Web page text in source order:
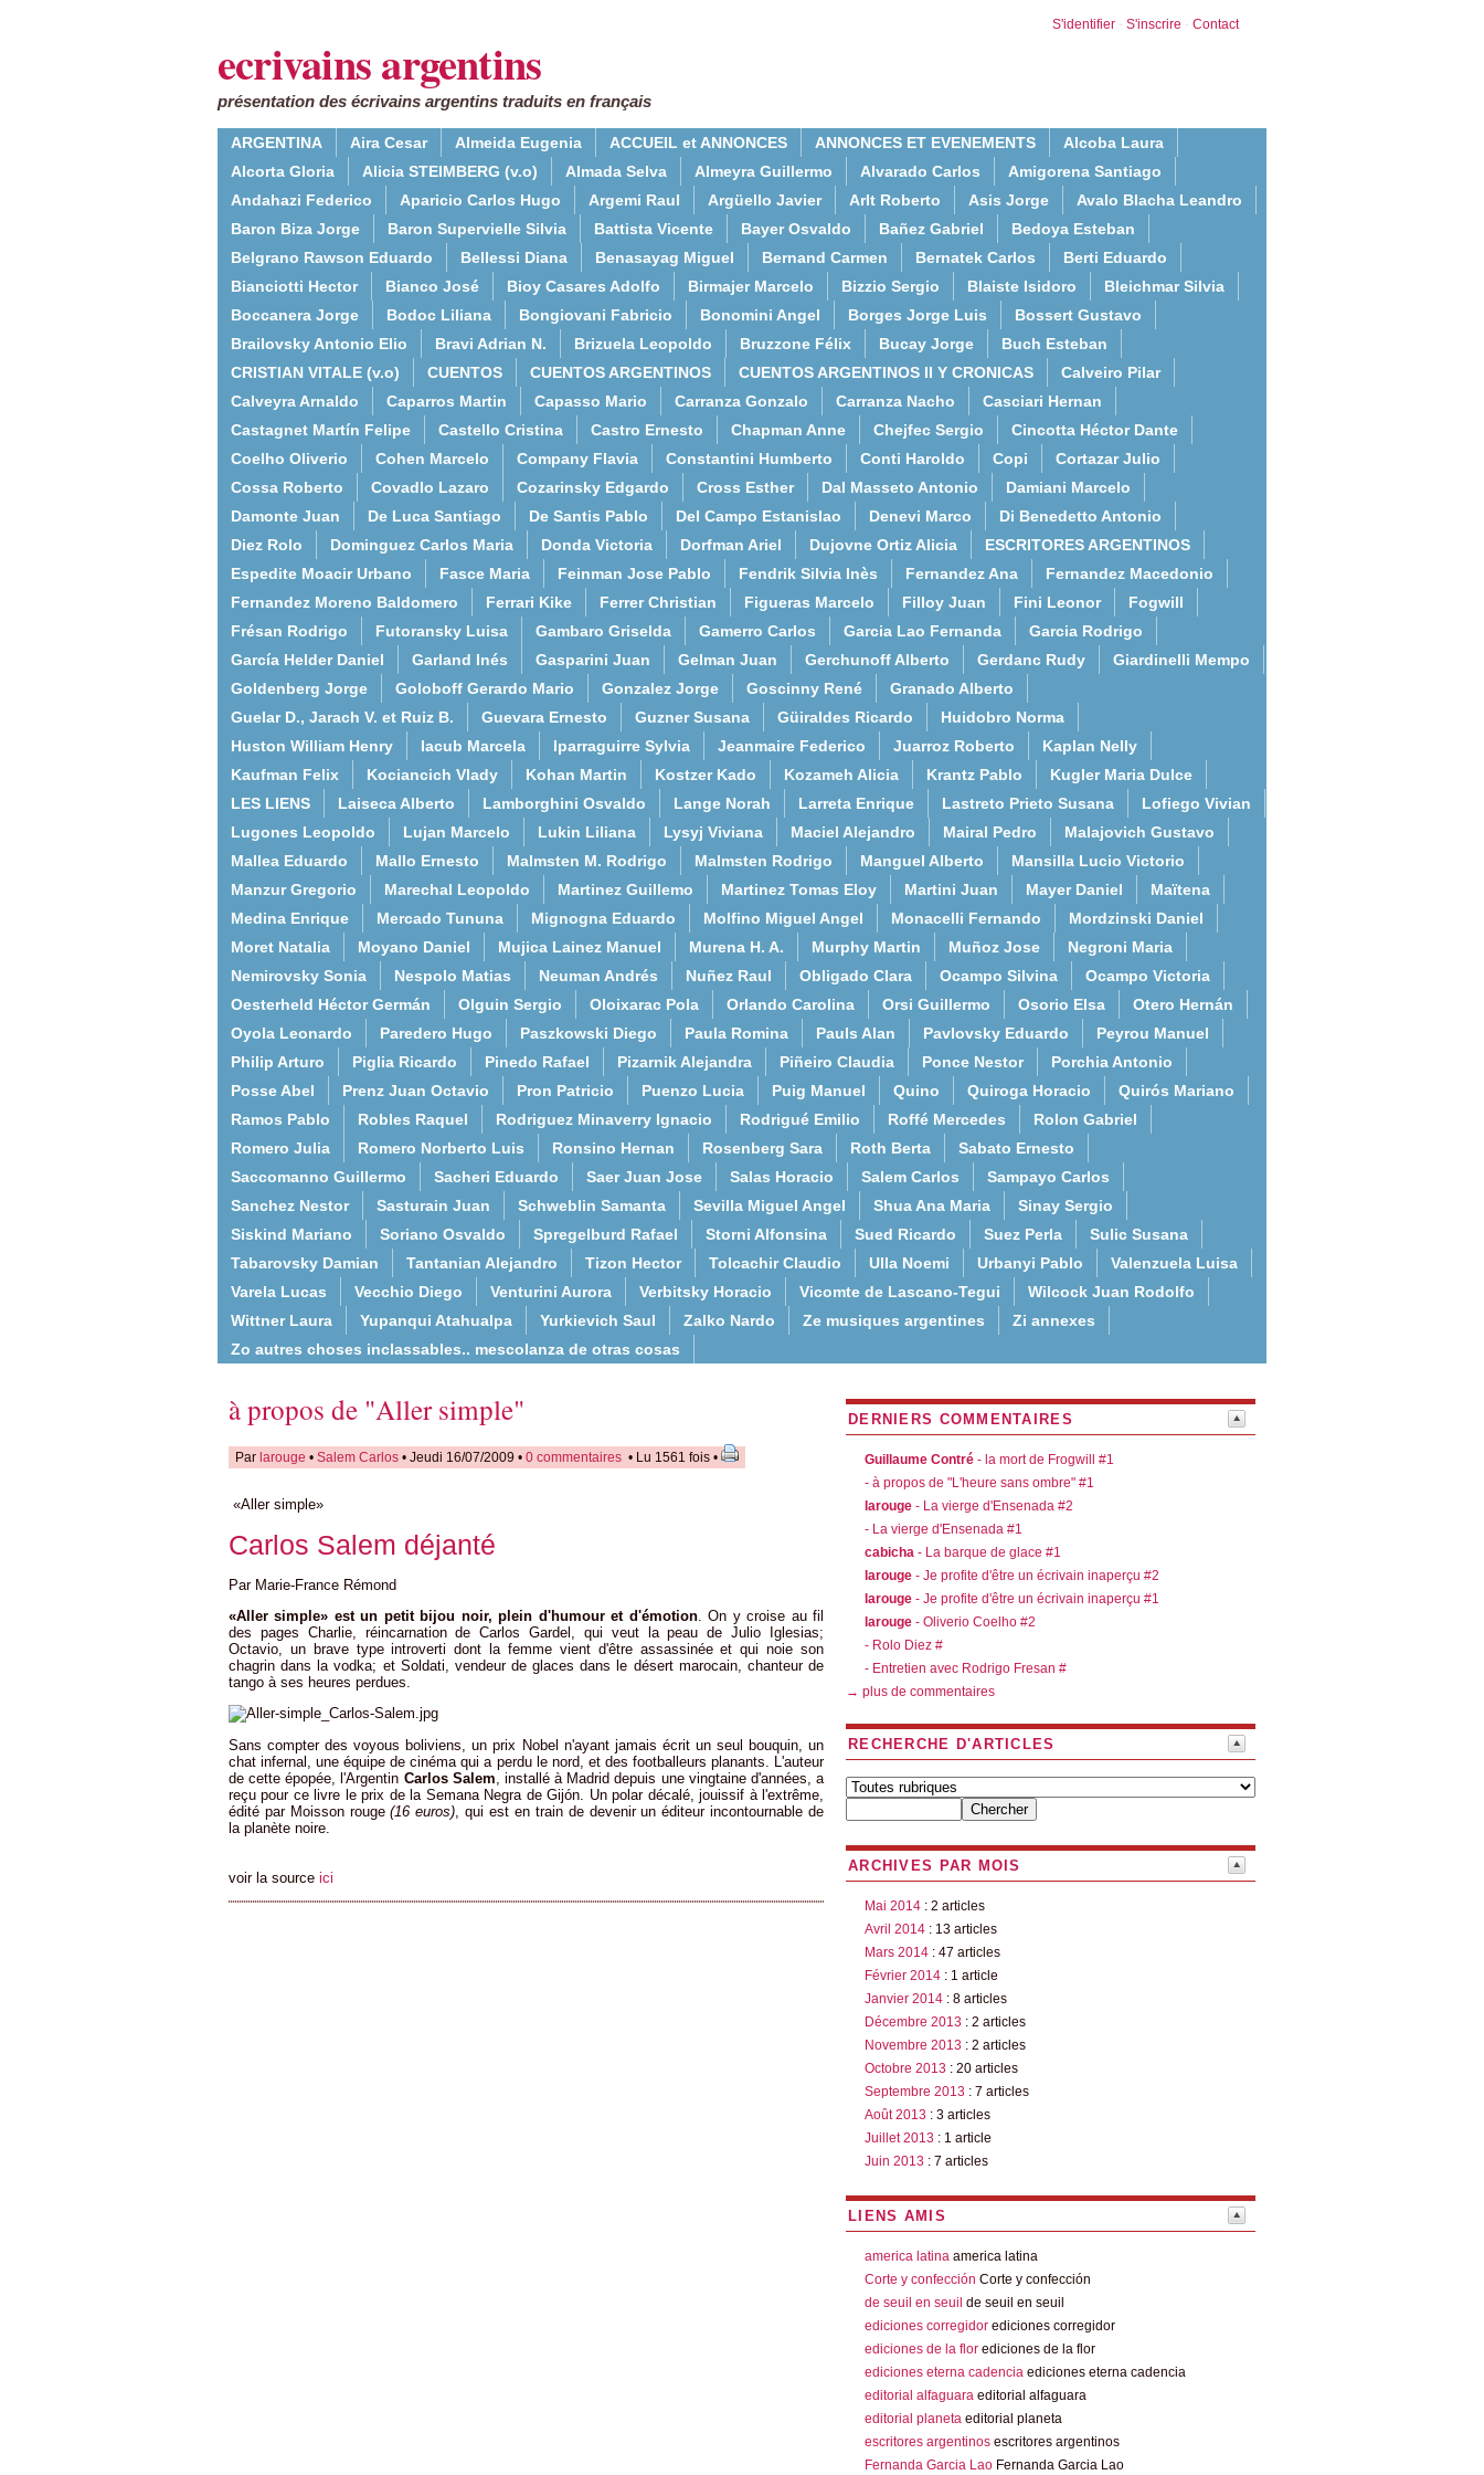
S'identifier - S'inscrire - Contact
ecrivains argentins
présentation des écrivains argentins traduits en français
ARGENTINA Aira Cesar Almeida Eugenia ACCUEIL et ANNONCES ANNONCES ET EVENEMENTS
Alcoba Laura
Alcorta Gloria
Alicia STEIMBERG (v.o) Almada Selva Almeyra Guillermo Alvarado Carlos
Amigorena Santiago
Andahazi Federico
Aparicio Carlos Hugo Argemi Raul Argüello Javier Arlt Roberto Asis Jorge
Avalo Blacha Leandro
Baron Biza Jorge
Baron Supervielle Silvia Battista Vicente Bayer Osvaldo Bañez Gabriel
Bedoya Esteban
Belgrano Rawson Eduardo
Bellessi Diana Benasayag Miguel Bernand Carmen Bernatek Carlos
Berti Eduardo
Bianciotti Hector
Bianco José Bioy Casares Adolfo Birmajer Marcelo Bizzio Sergio Blaiste Isidoro
Bleichmar Silvia
Boccanera Jorge
Bodoc Liliana Bongiovani Fabricio Bonomini Angel Borges Jorge Luis
Bossert Gustavo
Brailovsky Antonio Elio
Bravi Adrian N. Brizuela Leopoldo Bruzzone Félix Bucay Jorge
Buch Esteban
CRISTIAN VITALE (v.o)
CUENTOS CUENTOS ARGENTINOS CUENTOS ARGENTINOS II Y CRONICAS
Calveiro Pilar
Calveyra Arnaldo
Caparros Martin Capasso Mario Carranza Gonzalo Carranza Nacho
Casciari Hernan
Castagnet Martín Felipe
Castello Cristina Castro Ernesto Chapman Anne Chejfec Sergio
Cincotta Héctor Dante
Coelho Oliverio
Cohen Marcelo Company Flavia Constantini Humberto Conti Haroldo Copi
Cortazar Julio
Cossa Roberto
Covadlo Lazaro Cozarinsky Edgardo Cross Esther Dal Masseto Antonio
Damiani Marcelo
Damonte Juan
De Luca Santiago De Santis Pablo Del Campo Estanislao Denevi Marco
Di Benedetto Antonio
Diez Rolo
Dominguez Carlos Maria Donda Victoria Dorfman Ariel Dujovne Ortiz Alicia
ESCRITORES ARGENTINOS
Espedite Moacir Urbano
Fasce Maria Feinman Jose Pablo Fendrik Silvia Inès Fernandez Ana
Fernandez Macedonio
Fernandez Moreno Baldomero
Ferrari Kike Ferrer Christian Figueras Marcelo Filloy Juan Fini Leonor
Fogwill
Frésan Rodrigo
Futoransky Luisa Gambaro Griselda Gamerro Carlos Garcia Lao Fernanda
Garcia Rodrigo
García Helder Daniel
Garland Inés Gasparini Juan Gelman Juan Gerchunoff Alberto Gerdanc Rudy
Giardinelli Mempo
Goldenberg Jorge
Goloboff Gerardo Mario Gonzalez Jorge Goscinny René
Granado Alberto
Guelar D., Jarach V. et Ruiz B.
Guevara Ernesto Guzner Susana Güiraldes Ricardo
Huidobro Norma
Huston William Henry
Iacub Marcela Iparraguirre Sylvia Jeanmaire Federico Juarroz Roberto
Kaplan Nelly
Kaufman Felix
Kociancich Vlady Kohan Martin Kostzer Kado Kozameh Alicia Krantz Pablo
Kugler Maria Dulce
LES LIENS
Laiseca Alberto Lamborghini Osvaldo Lange Norah Larreta Enrique Lastreto Prieto Susana
Lofiego Vivian
Lugones Leopoldo
Lujan Marcelo Lukin Liliana Lysyj Viviana Maciel Alejandro Mairal Pedro
Malajovich Gustavo
Mallea Eduardo
Mallo Ernesto Malmsten M. Rodrigo Malmsten Rodrigo Manguel Alberto
Mansilla Lucio Victorio
Manzur Gregorio
Marechal Leopoldo Martinez Guillemo Martinez Tomas Eloy Martini Juan Mayer Daniel
Maïtena
Medina Enrique
Mercado Tununa Mignogna Eduardo Molfino Miguel Angel Monacelli Fernando
Mordzinski Daniel
Moret Natalia
Moyano Daniel Mujica Lainez Manuel Murena H. A. Murphy Martin Muñoz Jose
Negroni Maria
Nemirovsky Sonia
Nespolo Matias Neuman Andrés Nuñez Raul Obligado Clara Ocampo Silvina
Ocampo Victoria
Oesterheld Héctor Germán
Olguin Sergio Oloixarac Pola Orlando Carolina Orsi Guillermo Osorio Elsa
Otero Hernán
Oyola Leonardo
Paredero Hugo Paszkowski Diego Paula Romina Pauls Alan Pavlovsky Eduardo
Peyrou Manuel
Philip Arturo
Piglia Ricardo Pinedo Rafael Pizarnik Alejandra Piñeiro Claudia Ponce Nestor
Porchia Antonio
Posse Abel
Prenz Juan Octavio Pron Patricio Puenzo Lucia Puig Manuel Quino Quiroga Horacio
Quirós Mariano
Ramos Pablo
Robles Raquel Rodriguez Minaverry Ignacio Rodrigué Emilio Roffé Mercedes
Rolon Gabriel
Romero Julia
Romero Norberto Luis Ronsino Hernan Rosenberg Sara Roth Berta
Sabato Ernesto
Saccomanno Guillermo
Sacheri Eduardo Saer Juan Jose Salas Horacio Salem Carlos
Sampayo Carlos
Sanchez Nestor
Sasturain Juan Schweblin Samanta Sevilla Miguel Angel Shua Ana Maria
Sinay Sergio
Siskind Mariano
Soriano Osvaldo Spregelburd Rafael Storni Alfonsina Sued Ricardo Suez Perla
Sulic Susana
Tabarovsky Damian
Tantanian Alejandro Tizon Hector Tolcachir Claudio Ulla Noemi Urbanyi Pablo
Valenzuela Luisa
Varela Lucas
Vecchio Diego Venturini Aurora Verbitsky Horacio Vicomte de Lascano-Tegui
Wilcock Juan Rodolfo
Wittner Laura
Yupanqui Atahualpa Yurkievich Saul Zalko Nardo Ze musiques argentines
Zi annexes
Zo autres choses inclassables.. mescolanza de otras cosas
à propos de "Aller simple"
Par larouge • Salem Carlos • Jeudi 16/07/2009 • 0 commentaires • Lu 1561 fois •
«Aller simple»
Carlos Salem déjanté
Par Marie-France Rémond
«Aller simple» est un petit bijou noir, plein d'humour et d'émotion. On y croise au fil
des pages Charlie, réincarnation de Carlos Gardel, qui veut la peau de Julio Iglesias;
Octavio, un brave type introverti dont la femme vient d'être assassinée et qui noie son
chagrin dans la vodka; et Soldati, vendeur de glaces dans le désert marocain, chanteur de
tango à ses heures perdues.
Sans compter des voyous boliviens, un prix Nobel n'ayant jamais écrit un seul bouquin, un
chat infernal, une équipe de cinéma qui a perdu le nord, et des footballeurs planants. L'auteur
de cette épopée, l'Argentin Carlos Salem , installé à Madrid depuis une vingtaine d'années, a
reçu pour ce livre le prix de la Semana Negra de Gijón. Un polar décalé, jouissif à l'extrême,
édité par Moisson rouge(16 euros) , qui est en train de devenir un éditeur incontournable de
la planète noire.
voir la source ici
DERNIERS COMMENTAIRES
Guillaume Contré - la mort de Frogwill #1
- à propos de "L'heure sans ombre" #1
larouge - La vierge d'Ensenada #2
- La vierge d'Ensenada #1
cabicha - La barque de glace #1
larouge - Je profite d'être un écrivain inaperçu #2
larouge - Je profite d'être un écrivain inaperçu #1
larouge - Oliverio Coelho #2
- Rolo Diez #
- Entretien avec Rodrigo Fresan #
→ plus de commentaires
RECHERCHE D'ARTICLES
ARCHIVES PAR MOIS
Mai 2014 : 2 articles
Avril 2014 : 13 articles
Mars 2014 : 47 articles
Février 2014 : 1 article
Janvier 2014 : 8 articles
Décembre 2013 : 2 articles
Novembre 2013 : 2 articles
Octobre 2013 : 20 articles
Septembre 2013 : 7 articles
Août 2013 : 3 articles
Juillet 2013 : 1 article
Juin 2013 : 7 articles
LIENS AMIS
america latina america latina
Corte y confección Corte y confección
de seuil en seuil de seuil en seuil
ediciones corregidor ediciones corregidor
ediciones de la flor ediciones de la flor
ediciones eterna cadencia ediciones eterna cadencia
editorial alfaguara editorial alfaguara
editorial planeta editorial planeta
escritores argentinos escritores argentinos
Fernanda Garcia Lao Fernanda Garcia Lao